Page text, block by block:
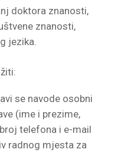
doktora znanosti,
znanosti,
jezika.
se navode osobni
(ime i prezime,
telefona i e-mail
radnog mjesta za